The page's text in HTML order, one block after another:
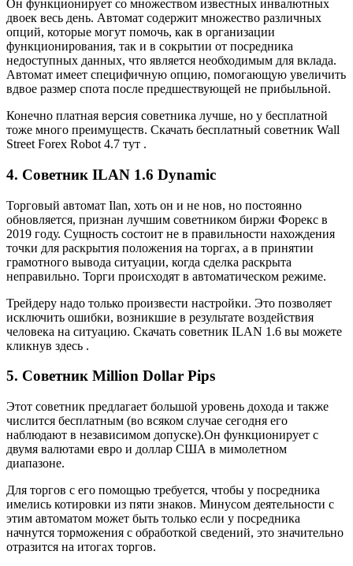
Он функционирует со множеством известных инвалютных
двоек весь день. Автомат содержит множество различных
опций, которые могут помочь, как в организации
функционирования, так и в сокрытии от посредника
недоступных данных, что является необходимым для вклада.
Автомат имеет специфичную опцию, помогающую увеличить
вдвое размер спота после предшествующей не прибыльной.
Конечно платная версия советника лучше, но у бесплатной
тоже много преимуществ. Скачать бесплатный советник Wall
Street Forex Robot 4.7 тут .
4. Советник ILAN 1.6 Dynamic
Торговый автомат Ilan, хоть он и не нов, но постоянно
обновляется, признан лучшим советником биржи Форекс в
2019 году. Сущность состоит не в правильности нахождения
точки для раскрытия положения на торгах, а в принятии
грамотного вывода ситуации, когда сделка раскрыта
неправильно. Торги происходят в автоматическом режиме.
Трейдеру надо только произвести настройки. Это позволяет
исключить ошибки, возникшие в результате воздействия
человека на ситуацию. Скачать советник ILAN 1.6 вы можете
кликнув здесь .
5. Советник Million Dollar Pips
Этот советник предлагает большой уровень дохода и также
числится бесплатным (во всяком случае сегодня его
наблюдают в независимом допуске).Он функционирует с
двумя валютами евро и доллар США в мимолетном
диапазоне.
Для торгов с его помощью требуется, чтобы у посредника
имелись котировки из пяти знаков. Минусом деятельности с
этим автоматом может быть только если у посредника
начнутся торможения с обработкой сведений, это значительно
отразится на итогах торгов.